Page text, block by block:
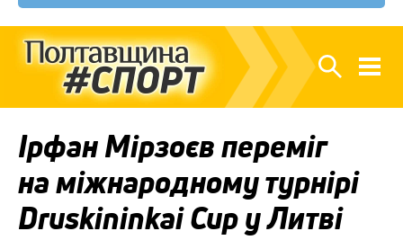
Ірфан Мірзоєв переміг
на міжнародному турнірі
Druskininkai Cup у Литві